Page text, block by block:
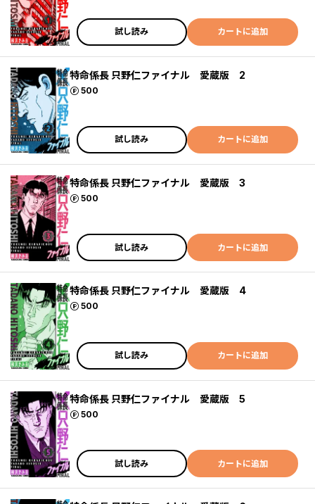
試し読み カートに追加
特命係長 只野仁ファイナル 愛蔵版 2
500
ポイント
試し読み カートに追加
特命係長 只野仁ファイナル 愛蔵版 3
500
ポイント
試し読み カートに追加
特命係長 只野仁ファイナル 愛蔵版 4
500
ポイント
試し読み カートに追加
特命係長 只野仁ファイナル 愛蔵版 5
500
ポイント
試し読み カートに追加